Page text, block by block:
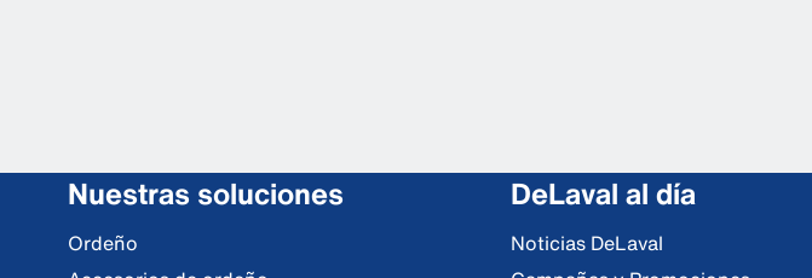
Nuestras soluciones
Ordeño
DeLaval al día
Noticias DeLaval